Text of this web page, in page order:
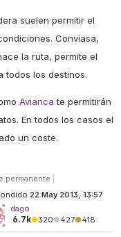
suelen permitir el
Conviasa,
la ruta, permite el
todos los destinos.
Avianca te permitirán
En todos los casos el
un coste.
permanente
22 May 2013, 13:57
dago
6.7k●320●427●418